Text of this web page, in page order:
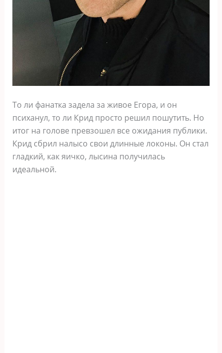
То ли фанатка задела за живое Егора, и он
психанул, то ли Крид просто решил пошутить. Но
итог на голове превзошел все ожидания публики.
Крид сбрил налысо свои длинные локоны. Он стал
гладкий, как яичко, лысина получилась
идеальной.